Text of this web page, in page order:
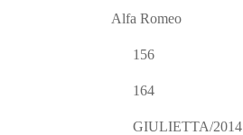
Alfa Romeo
156
164
GIULIETTA/2014